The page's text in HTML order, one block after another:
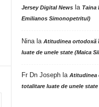
Jersey Digital Newsla Taina
Emilianos Simonopetritul)
Ninala Atitudinea ortodoxă
luate de unele state (Maica
Fr Dn Josephla Atitudinea
totalitare luate de unele state